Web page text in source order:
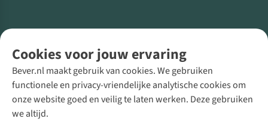
Cookies voor jouw ervaring
Bever.nl maakt gebruik van cookies. We gebruiken
functionele en privacy-vriendelijke analytische cookies om
onze website goed en veilig te laten werken. Deze gebruiken
we altijd.
Direct advies van een Buitenexpert